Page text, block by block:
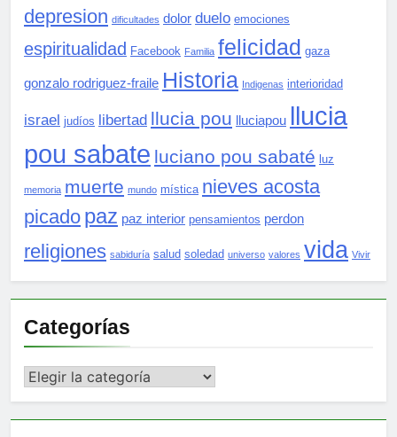
depresion dificultades dolor duelo emociones
espiritualidad Facebook Familia felicidad gaza
gonzalo rodriguez-fraile Historia Indigenas interioridad
israel judíos libertad llucia pou lluciapou llucia
pou sabate luciano pou sabaté luz
memoria muerte mundo mística nieves acosta
picado paz paz interior pensamientos perdon
religiones sabiduría salud soledad universo valores vida Vivir
Categorías
Categorías